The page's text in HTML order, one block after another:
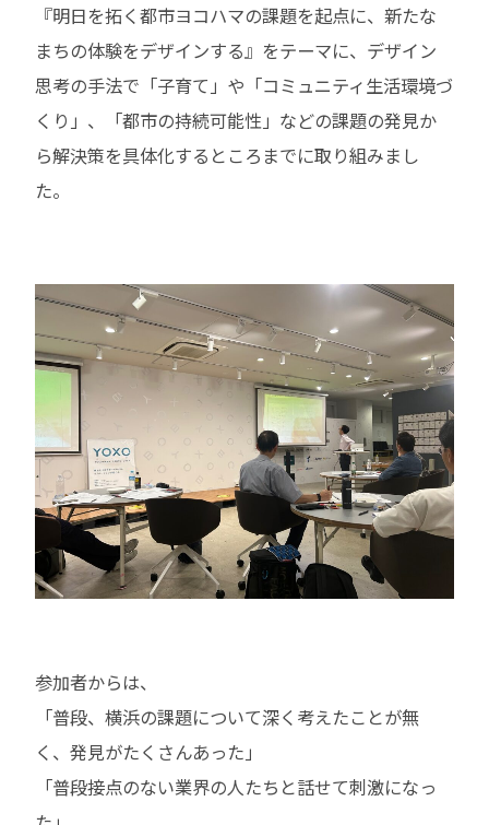
『明日を拓く都市ヨコハマの課題を起点に、新たな
まちの体験をデザインする』をテーマに、デザイン
思考の手法で「子育て」や「コミュニティ生活環境づ
くり」、「都市の持続可能性」などの課題の発見か
ら解決策を具体化するところまでに取り組みまし
た。
参加者からは、
「普段、横浜の課題について深く考えたことが無
く、発見がたくさんあった」
「普段接点のない業界の人たちと話せて刺激になっ